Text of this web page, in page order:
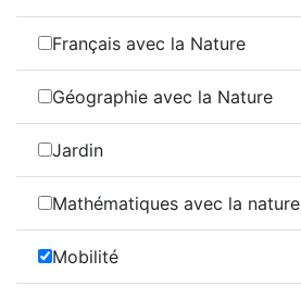
Français avec la Nature
Géographie avec la Nature
Jardin
Mathématiques avec la nature
Mobilité